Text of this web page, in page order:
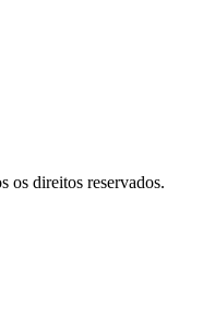
os direitos reservados.